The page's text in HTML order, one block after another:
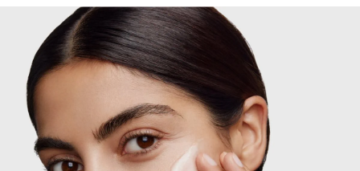
der an der Ursache derHyperpigmentierung
indem er die Melaninproduktion vom ersten Tag an
reduziert und bei regelmäßiger Anwendung bereits
nach 2 Wochen erste sichtbare Ergebnisse zeigt. Es ist
klinisch und dermatologisch erwiesen, dass er alle
Arten von dunklen Flecken reduziert und ihr erneutes
Auftreten verhindert. Erhalten Sie bei regelmäßiger
Anwendung ein lang anhaltendes, ebenmäßiges
Hautbild.